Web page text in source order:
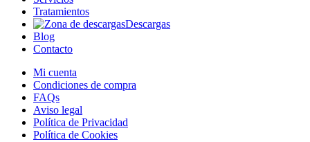
Tratamientos
Descargas
Blog
Contacto
Mi cuenta
Condiciones de compra
FAQs
Aviso legal
Política de Privacidad
Política de Cookies